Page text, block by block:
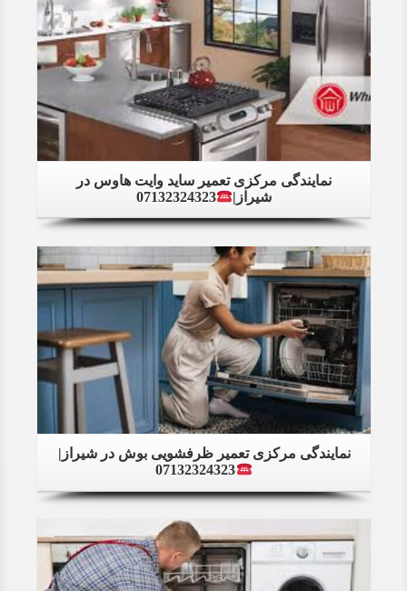
نمایندگی مرکزی تعمیر ساید وایت هاوس در
شیراز|
07132324323
Details
نمایندگی مرکزی تعمیر ظرفشویی بوش در شیراز|
07132324323
Details